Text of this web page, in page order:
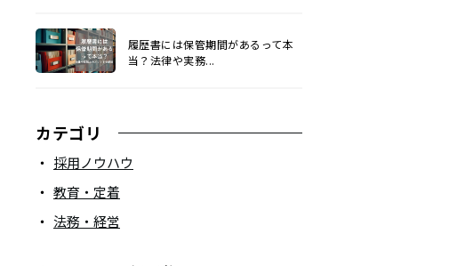
履歴書には保管期間があるって本
当？法律や実務...
カテゴリ
採用ノウハウ
教育・定着
法務・経営